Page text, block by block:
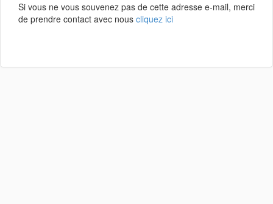
Si vous ne vous souvenez pas de cette adresse e-mail, merci
de prendre contact avec nous cliquez ici